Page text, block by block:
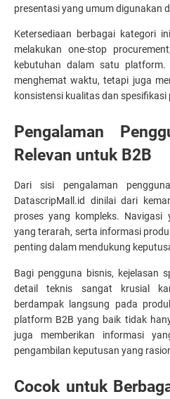
presentasi yang umum digunakan
Ketersediaan berbagai kategori
melakukan one-stop
kebutuhan dalam satu
menghemat waktu, tetapi juga
konsistensi kualitas dan
Pengalaman
Relevan untuk B2B
Dari sisi pengalaman
DatascripMall.id dinilai dari
proses yang kompleks. Navigasi
yang terarah, serta informasi
penting dalam mendukung
Bagi pengguna bisnis, kejelasan
detail teknis sangat krusial
berdampak langsung pada
platform B2B yang baik tidak
juga memberikan informasi
pengambilan keputusan yang
Cocok untuk